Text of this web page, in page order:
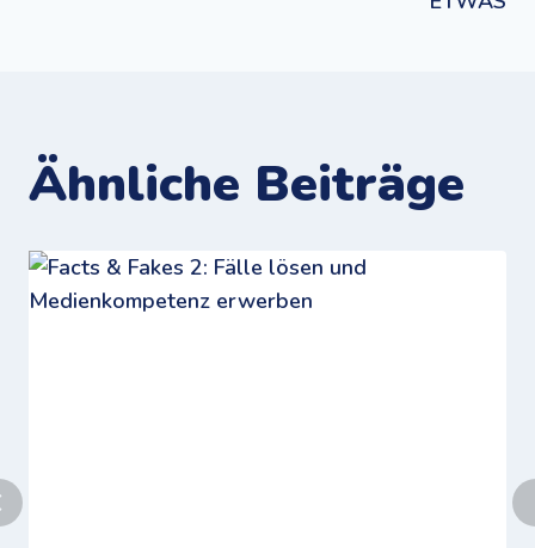
Ähnliche Beiträge